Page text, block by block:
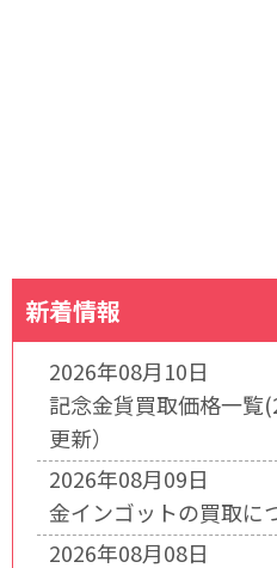
新着情報
2026年08月10日
記念金貨買取価格一覧
更新）
2026年08月09日
金インゴットの買取に
2026年08月08日